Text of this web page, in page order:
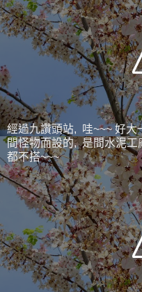
經過九讚頭站, 哇~~~ 好大
間怪物而設的, 是間水泥
都不搭~~~